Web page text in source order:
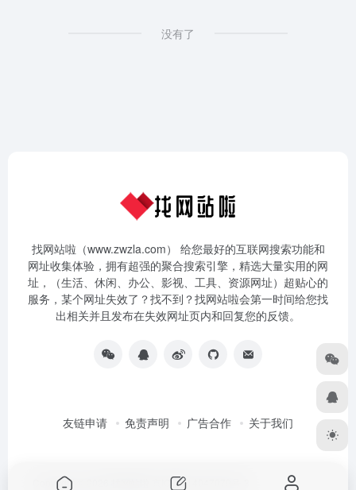
没有了
找网站啦（www.zwzla.com） 给您最好的互联网搜索功能和
网址收集体验，拥有超强的聚合搜索引擎，精选大量实用的网
址，（生活、休闲、办公、影视、工具、资源网址）超贴心的
服务，某个网址失效了？找不到？找网站啦会第一时间给您找
出相关并且发布在失效网址页内和回复您的反馈。
友链申请 免责声明 广告合作 关于我们
Copyright © 2026 京ICP备14047079号-3